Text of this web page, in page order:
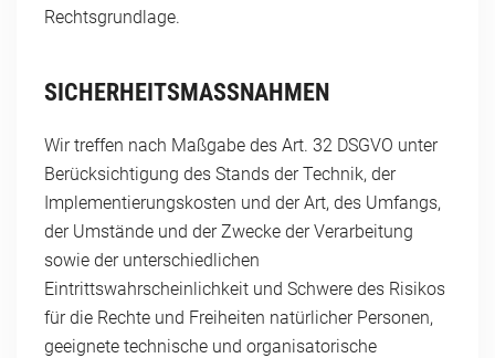
Rechtsgrundlage.
SICHERHEITSMASSNAHMEN
Wir treffen nach Maßgabe des Art. 32 DSGVO unter
Berücksichtigung des Stands der Technik, der
Implementierungskosten und der Art, des Umfangs,
der Umstände und der Zwecke der Verarbeitung
sowie der unterschiedlichen
Eintrittswahrscheinlichkeit und Schwere des Risikos
für die Rechte und Freiheiten natürlicher Personen,
geeignete technische und organisatorische